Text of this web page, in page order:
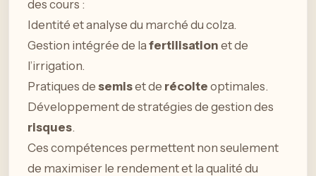
des cours :
Identité et analyse du marché du colza.
Gestion intégrée de la fertilisation et de
l’irrigation.
Pratiques de semiset de récolte optimales.
Développement de stratégies de gestion des
risques.
Ces compétences permettent non seulement
de maximiser le rendement et la qualité du